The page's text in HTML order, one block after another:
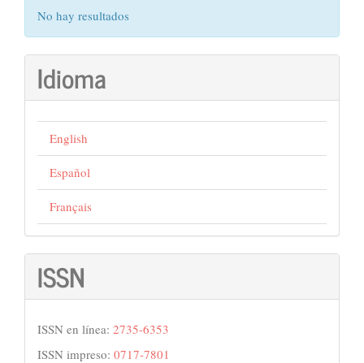
No hay resultados
Idioma
English
Español
Français
ISSN
ISSN en línea: 2735-6353
ISSN impreso: 0717-7801